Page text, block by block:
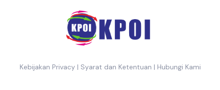
Kebijakan Privacy| Syarat dan Ketentuan | Hubungi Kami